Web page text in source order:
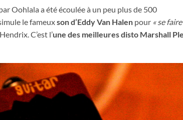
Oohlala a été écoulée à un peu plus de 500
le fameuxson d’Eddy Van Halen pour « se faire
C’est l’une des meilleures disto Marshall